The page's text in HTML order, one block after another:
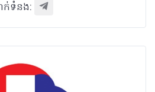
ក់ទំនង: